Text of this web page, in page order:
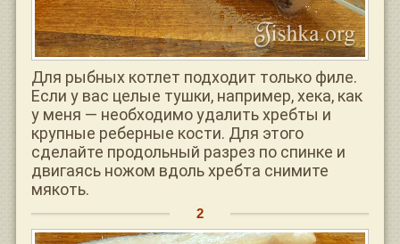
Для рыбных котлет подходит только филе.
Если у вас целые тушки, например, хека, как
у меня — необходимо удалить хребты и
крупные реберные кости. Для этого
сделайте продольный разрез по спинке и
двигаясь ножом вдоль хребта снимите
мякоть.